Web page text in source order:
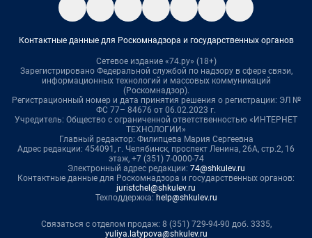
Контактные данные для Роскомнадзора и государственных органов
Сетевое издание «74.ру» (18+)
Зарегистрировано Федеральной службой по надзору в сфере связи,
информационных технологий и массовых коммуникаций
(Роскомнадзор).
Регистрационный номер и дата принятия решения о регистрации: ЭЛ №
ФС 77– 84676 от 06.02.2023 г.
Учредитель: Общество с ограниченной ответственностью «ИНТЕРНЕТ
ТЕХНОЛОГИИ»
Главный редактор: Филипцева Мария Сергеевна
Адрес редакции: 454091, г. Челябинск, проспект Ленина, 26А, стр.2, 16
этаж, +7 (351) 7-0000-74
Электронный адрес редакции: 74@shkulev.ru
Контактные данные для Роскомнадзора и государственных органов:
juristchel@shkulev.ru
Техподдержка: help@shkulev.ru
Связаться с отделом продаж: 8 (351) 729-94-90 доб. 3335,
yuliya.latypova@shkulev.ru